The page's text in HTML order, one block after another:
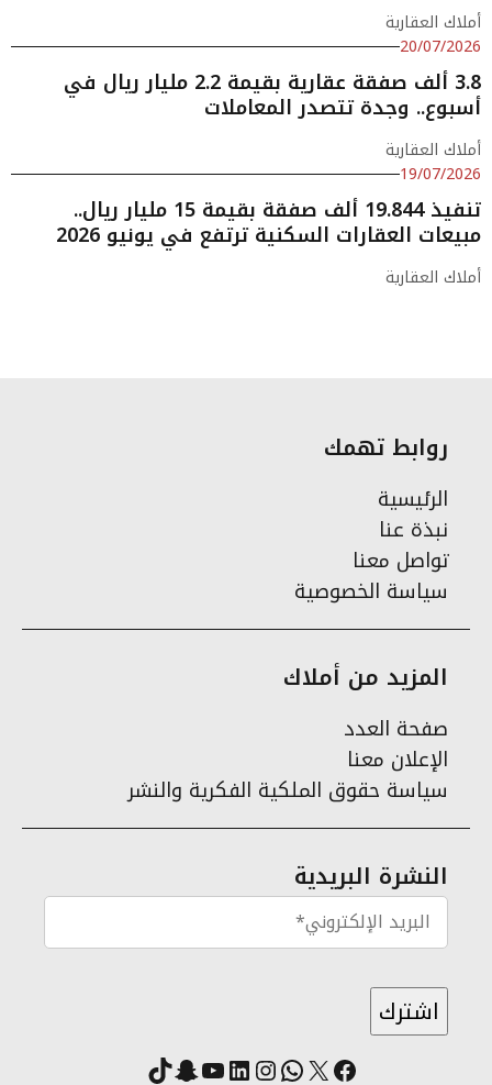
أملاك العقارية
20/07/2026
3.8 ألف صفقة عقارية بقيمة 2.2 مليار ريال في
أسبوع.. وجدة تتصدر المعاملات
أملاك العقارية
19/07/2026
تنفيذ 19.844 ألف صفقة بقيمة 15 مليار ريال..
مبيعات العقارات السكنية ترتفع في يونيو 2026
أملاك العقارية
روابط تهمك
الرئيسية
نبذة عنا
تواصل معنا
سياسة الخصوصية
المزيد من أملاك
صفحة العدد
الإعلان معنا
سياسة حقوق الملكية الفكرية والنشر
النشرة البريدية
فيسبوك
X واتساب
انستقرام
لينكد إنيوتيوب
سناب شات
تيك توك